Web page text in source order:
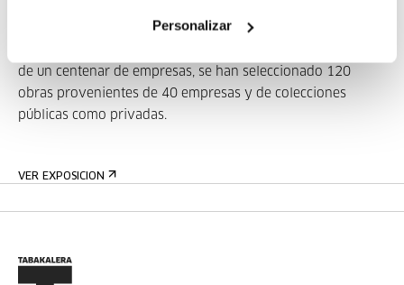
Personalizar
con el objetivo de mostrar el diseño que las empresas de
de un centenar de empresas, se han seleccionado 120
obras provenientes de 40 empresas y de colecciones
públicas como privadas.
VER EXPOSICION